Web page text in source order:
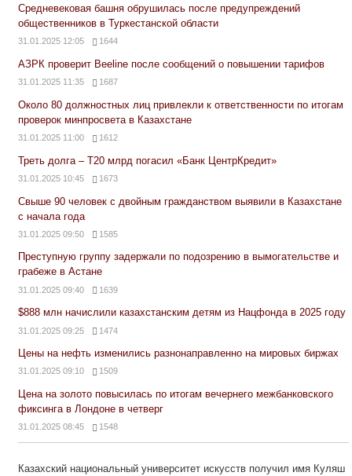
Средневековая башня обрушилась после предупреждений
общественников в Туркестанской области
31.01.2025 12:05 1644
АЗРК проверит Beeline после сообщений о повышении тарифов
31.01.2025 11:35 1687
Около 80 должностных лиц привлекли к ответственности по итогам
проверок минпросвета в Казахстане
31.01.2025 11:00 1612
Треть долга – Т20 млрд погасил «Банк ЦентрКредит»
31.01.2025 10:45 1673
Свыше 90 человек с двойным гражданством выявили в Казахстане
с начала года
31.01.2025 09:50 1585
Преступную группу задержали по подозрению в вымогательстве и
грабеже в Астане
31.01.2025 09:40 1639
$888 млн начислили казахстанским детям из Нацфонда в 2025 году
31.01.2025 09:25 1474
Цены на нефть изменились разнонаправленно на мировых биржах
31.01.2025 09:10 1509
Цена на золото повысилась по итогам вечернего межбанковского
фиксинга в Лондоне в четверг
31.01.2025 08:45 1548
Казахский национальный университет искусств получил имя Куляш